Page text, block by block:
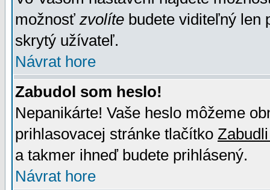
možnosť zvolíte budete viditeľný len
skrytý užívateľ.
Návrat hore
Zabudol som heslo!
Nepanikárte! Vaše heslo môžeme
prihlasovacej stránke tlačítko
a takmer ihneď budete prihlásený.
Návrat hore